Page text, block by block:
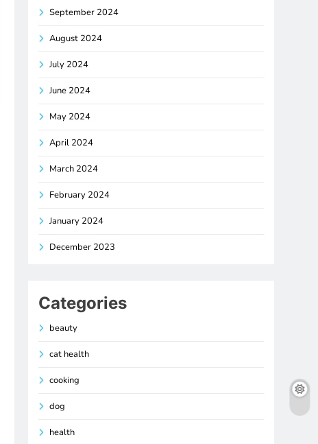
September 2024
August 2024
July 2024
June 2024
May 2024
April 2024
March 2024
February 2024
January 2024
December 2023
Categories
beauty
cat health
cooking
dog
health